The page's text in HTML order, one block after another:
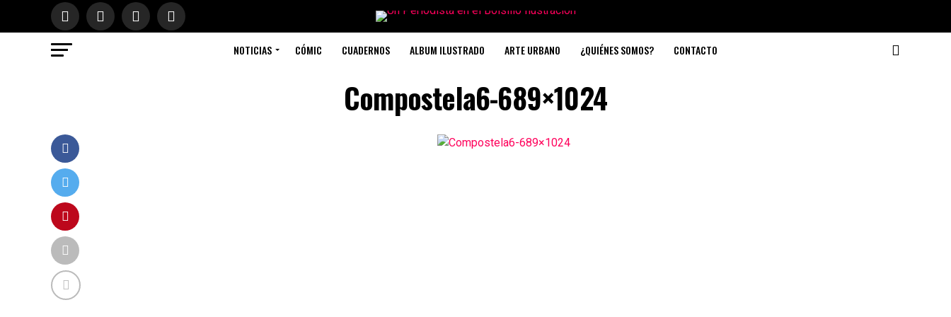
NOTICIAS CÓMIC CUADERNOS ALBUM ILUSTRADO ARTE URBANO ¿QUIÉNES SOMOS? CONTACTO
Compostela6-689×1024